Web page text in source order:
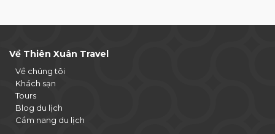
Về Thiên Xuân Travel
Về chúng tôi
Khách sạn
Tours
Blog du lịch
Cẩm nang du lịch